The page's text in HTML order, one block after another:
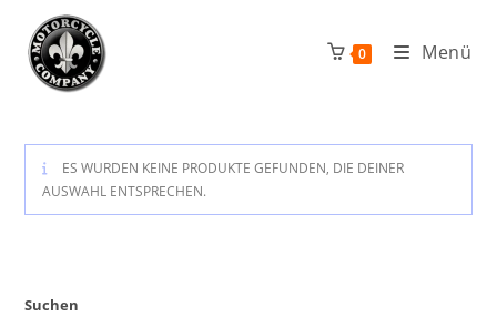
Inhalt
springen
0 Menü
ES WURDEN KEINE PRODUKTE GEFUNDEN, DIE DEINER
AUSWAHL ENTSPRECHEN.
Suchen